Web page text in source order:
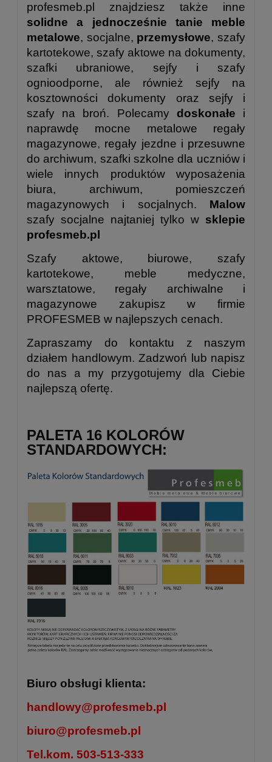
profesmeb.pl znajdziesz także inne
solidne a jednocześnie tanie meble
metalowe, socjalne, przemysłowe, szafy
kartotekowe, szafy aktowe na dokumenty,
szafki ubraniowe, sejfy i szafy
ognioodporne, ale również sejfy na
kosztowności dokumenty oraz sejfy i
szafy na broń. Polecamy doskonałe i
naprawdę mocne metalowe regały
magazynowe, regały jezdne i przesuwne
do archiwum, szafki szkolne dla uczniów i
wiele innych produktów wyposażenia
biura, archiwum, pomieszczeń
magazynowych i socjalnych. Malow
szafy socjalne najtaniej tylko w sklepie
profesmeb.pl
Szafy aktowe, biurowe, szafy
kartotekowe, meble medyczne,
warsztatowe, regały archiwalne i
magazynowe zakupisz w firmie
PROFESMEB w najlepszych cenach.
Zapraszamy do kontaktu z naszym
działem handlowym. Zadzwoń lub napisz
do nas a my przygotujemy dla Ciebie
najlepszą ofertę.
PALETA 16 KOLORÓW
STANDARDOWYCH:
Biuro obsługi klienta:
handlowy@profesmeb.pl
biuro@profesmeb.pl
Tel.kom. 503-513-333